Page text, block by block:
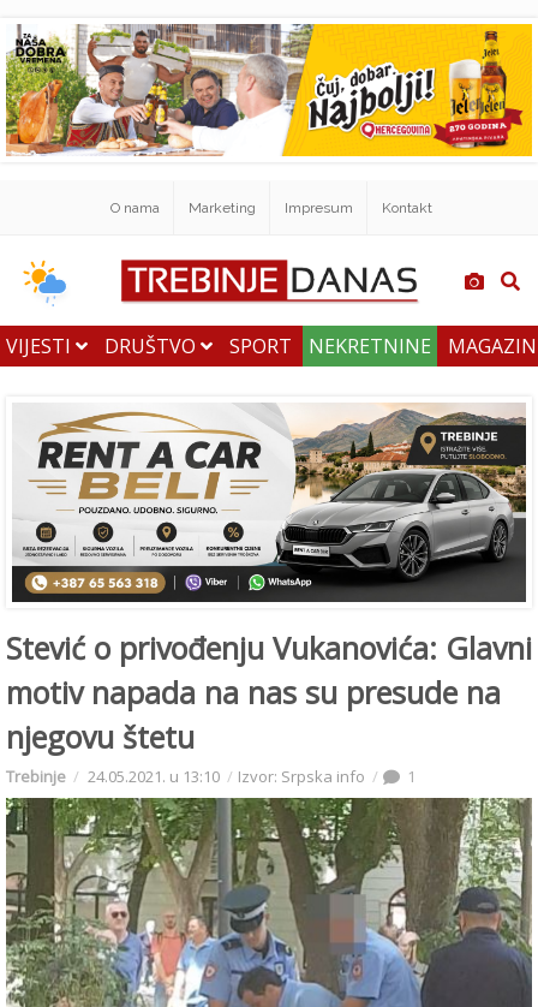
O nama Marketing Impresum Kontakt
VIJESTI DRUŠTVO SPORT NEKRETNINE
Stević o privođenju Vukanovića: Glavni
motiv napada na nas su presude na
njegovu štetu
Trebinje 24.05.2021. u 13:10 Izvor: Srpska info 1